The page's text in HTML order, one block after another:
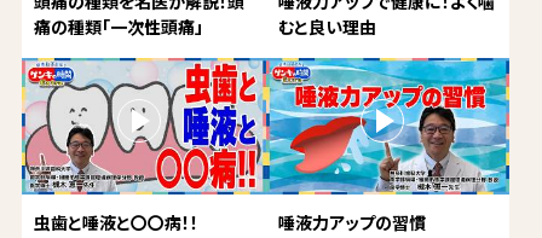
痛の種類「一次性頭痛」
むと良い理由
虫歯と唾液と〇〇病！！ 唾液力アップの習慣